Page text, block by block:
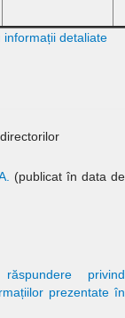
informații detaliate
(publicat în data de
privind
prezentate în